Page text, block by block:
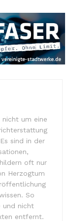
nicht um eine
sind in der
oft nur
Herzogtum
So
und nicht
entfernt.